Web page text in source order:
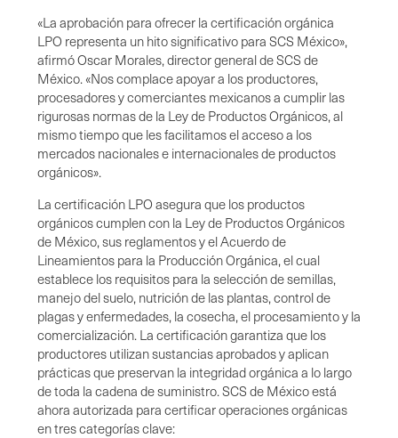
«La aprobación para ofrecer la certificación orgánica
LPO representa un hito significativo para SCS México»,
afirmó Oscar Morales, director general de SCS de
México. «Nos complace apoyar a los productores,
procesadores y comerciantes mexicanos a cumplir las
rigurosas normas de la Ley de Productos Orgánicos, al
mismo tiempo que les facilitamos el acceso a los
mercados nacionales e internacionales de productos
orgánicos».
La certificación LPO asegura que los productos
orgánicos cumplen con la Ley de Productos Orgánicos
de México, sus reglamentos y el Acuerdo de
Lineamientos para la Producción Orgánica, el cual
establece los requisitos para la selección de semillas,
manejo del suelo, nutrición de las plantas, control de
plagas y enfermedades, la cosecha, el procesamiento y la
comercialización. La certificación garantiza que los
productores utilizan sustancias aprobados y aplican
prácticas que preservan la integridad orgánica a lo largo
de toda la cadena de suministro. SCS de México está
ahora autorizada para certificar operaciones orgánicas
en tres categorías clave: